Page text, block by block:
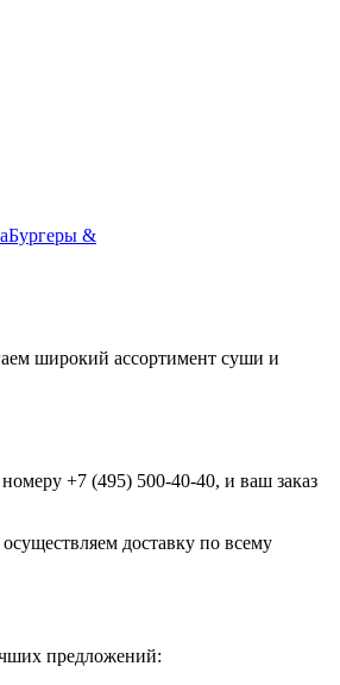
Бургеры &
широкий ассортимент суши и
+7 (495) 500-40-40, и ваш заказ
доставку по всему
предложений: